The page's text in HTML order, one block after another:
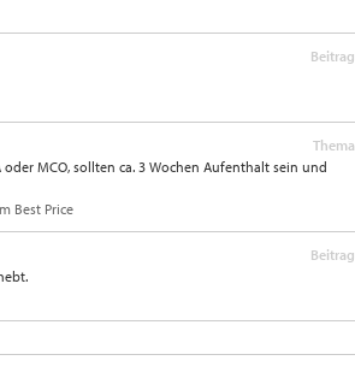
Beitrag
Thema
MCO, sollten ca. 3 Wochen Aufenthalt sein und
Best Price
Beitrag